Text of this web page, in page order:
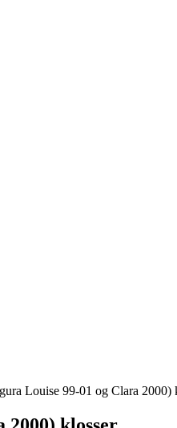
Louise 99-01 og Clara 2000)